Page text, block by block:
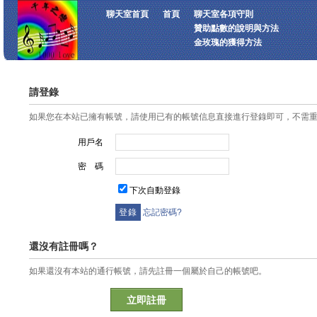
聊天室首頁 首頁
聊天室各項守則
贊助點數的說明與方法
金玫瑰的獲得方法
請登錄
如果您在本站已擁有帳號，請使用已有的帳號信息直接進行登錄即可，不需
用戶名
密 碼
下次自動登錄
忘記密碼?
還沒有註冊嗎？
如果還沒有本站的通行帳號，請先註冊一個屬於自己的帳號吧。
立即註冊